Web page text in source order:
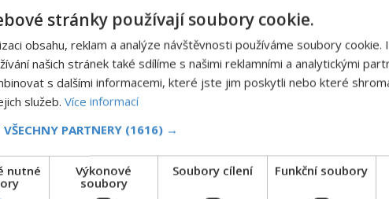
i
tisíce dalších skvělých článků
od nás obdržíte i celou řaduhodnotných bonusů
ODEMKNOUT ČLÁNEK
stránky používají soubory cookie.
obsahu, reklam a analýze návštěvnosti používáme soubory cookie.
našich stránek také sdílíme s našimi reklamními a analytickými
s dalšími informacemi, které jste jim poskytli nebo které
služeb. Více informací
PARTNERY (1616) →
nutné
Výkonové
soubory
Soubory cílení Funkční soubory